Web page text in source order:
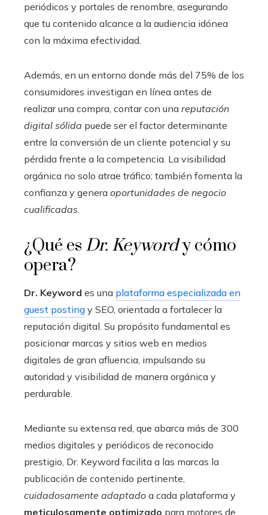
periódicos y portales de renombre, asegurando
que tu contenido alcance a la audiencia idónea
con la máxima efectividad.
Además, en un entorno donde más del 75% de los
consumidores investigan en línea antes de
realizar una compra, contar con una reputación
digital sólida puede ser el factor determinante
entre la conversión de un cliente potencial y su
pérdida frente a la competencia. La visibilidad
orgánica no solo atrae tráfico; también fomenta la
confianza y genera oportunidades de negocio
cualificadas.
¿Qué es Dr. Keywordy cómo
opera?
Dr. Keyword es una plataforma especializada en
guest posting y SEO, orientada a fortalecer la
reputación digital. Su propósito fundamental es
posicionar marcas y sitios web en medios
digitales de gran afluencia, impulsando su
autoridad y visibilidad de manera orgánica y
perdurable.
Mediante su extensa red, que abarca más de 300
medios digitales y periódicos de reconocido
prestigio, Dr. Keyword facilita a las marcas la
publicación de contenido pertinente,
cuidadosamente adaptado a cada plataforma y
meticulosamente optimizado para motores de